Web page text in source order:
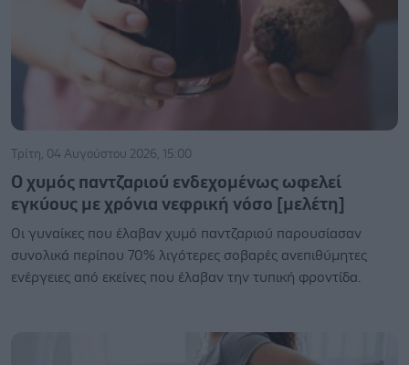
Τρίτη, 04 Αυγούστου 2026, 15:00
Ο χυμός παντζαριού ενδεχομένως ωφελεί
εγκύους με χρόνια νεφρική νόσο [μελέτη]
Οι γυναίκες που έλαβαν χυμό παντζαριού παρουσίασαν
συνολικά περίπου 70% λιγότερες σοβαρές ανεπιθύμητες
ενέργειες από εκείνες που έλαβαν την τυπική φροντίδα.